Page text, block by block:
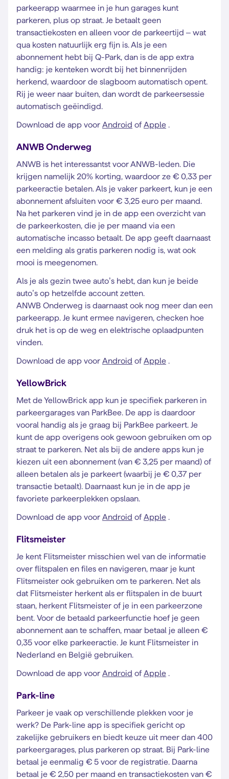
parkeerapp waarmee in je hun garages kunt
parkeren, plus op straat. Je betaalt geen
transactiekosten en alleen voor de parkeertijd – wat
qua kosten natuurlijk erg fijn is. Als je een
abonnement hebt bij Q-Park, dan is de app extra
handig: je kenteken wordt bij het binnenrijden
herkend, waardoor de slagboom automatisch opent.
Rij je weer naar buiten, dan wordt de parkeersessie
automatisch geëindigd.
Download de app voor Android of Apple .
ANWB Onderweg
ANWB is het interessantst voor ANWB-leden. Die
krijgen namelijk 20% korting, waardoor ze € 0,33 per
parkeeractie betalen. Als je vaker parkeert, kun je een
abonnement afsluiten voor € 3,25 euro per maand.
Na het parkeren vind je in de app een overzicht van
de parkeerkosten, die je per maand via een
automatische incasso betaalt. De app geeft daarnaast
een melding als gratis parkeren nodig is, wat ook
mooi is meegenomen.
Als je als gezin twee auto’s hebt, dan kun je beide
auto’s op hetzelfde account zetten.
ANWB Onderweg is daarnaast ook nog meer dan een
parkeerapp. Je kunt ermee navigeren, checken hoe
druk het is op de weg en elektrische oplaadpunten
vinden.
Download de app voor Android of Apple .
YellowBrick
Met de YellowBrick app kun je specifiek parkeren in
parkeergarages van ParkBee. De app is daardoor
vooral handig als je graag bij ParkBee parkeert. Je
kunt de app overigens ook gewoon gebruiken om op
straat te parkeren. Net als bij de andere apps kun je
kiezen uit een abonnement (van € 3,25 per maand) of
alleen betalen als je parkeert (waarbij je € 0,37 per
transactie betaalt). Daarnaast kun je in de app je
favoriete parkeerplekken opslaan.
Download de app voor Android of Apple .
Flitsmeister
Je kent Flitsmeister misschien wel van de informatie
over flitspalen en files en navigeren, maar je kunt
Flitsmeister ook gebruiken om te parkeren. Net als
dat Flitsmeister herkent als er flitspalen in de buurt
staan, herkent Flitsmeister of je in een parkeerzone
bent. Voor de betaald parkeerfunctie hoef je geen
abonnement aan te schaffen, maar betaal je alleen €
0,35 voor elke parkeeractie. Je kunt Flitsmeister in
Nederland en België gebruiken.
Download de app voor Android of Apple .
Park-line
Parkeer je vaak op verschillende plekken voor je
werk? De Park-line app is specifiek gericht op
zakelijke gebruikers en biedt keuze uit meer dan 400
parkeergarages, plus parkeren op straat. Bij Park-line
betaal je eenmalig € 5 voor de registratie. Daarna
betaal je € 2,50 per maand en transactiekosten van €